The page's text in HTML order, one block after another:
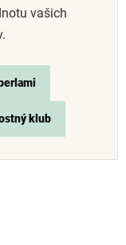
vašich
klub